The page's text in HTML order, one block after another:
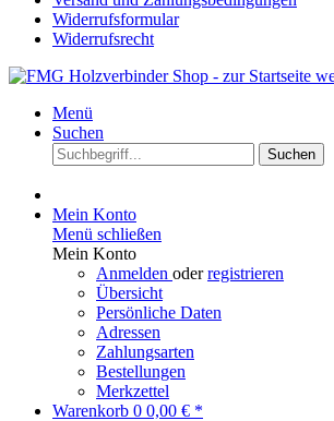
Widerrufsformular
Widerrufsrecht
Menü
Suchen
Suchen
Mein Konto
Menü schließen
Mein Konto
Anmelden oderregistrieren
Übersicht
Persönliche Daten
Adressen
Zahlungsarten
Bestellungen
Merkzettel
Warenkorb 0 0,00 € *